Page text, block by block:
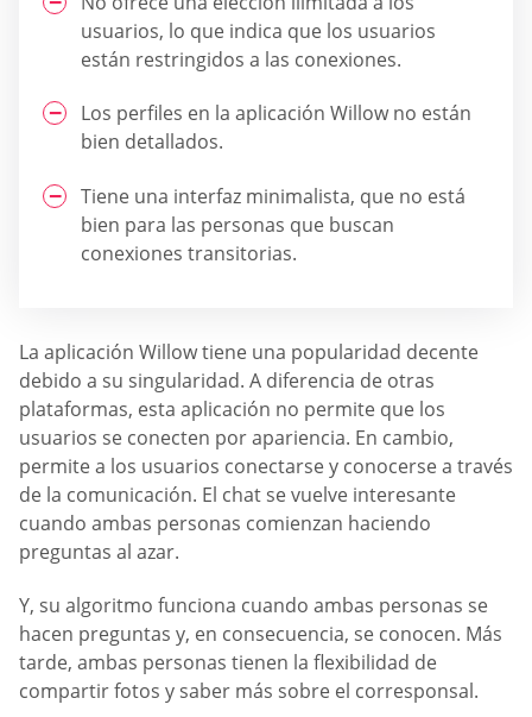
usuarios, lo que indica que los usuarios
están restringidos a las conexiones.
Los perfiles en la aplicación Willow no están
bien detallados.
Tiene una interfaz minimalista, que no está
bien para las personas que buscan
conexiones transitorias.
La aplicación Willow tiene una popularidad decente
debido a su singularidad. A diferencia de otras
plataformas, esta aplicación no permite que los
usuarios se conecten por apariencia. En cambio,
permite a los usuarios conectarse y conocerse a través
de la comunicación. El chat se vuelve interesante
cuando ambas personas comienzan haciendo
preguntas al azar.
Y, su algoritmo funciona cuando ambas personas se
hacen preguntas y, en consecuencia, se conocen. Más
tarde, ambas personas tienen la flexibilidad de
compartir fotos y saber más sobre el corresponsal.